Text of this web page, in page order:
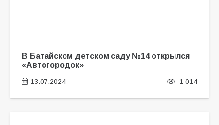
В Батайском детском саду №14 открылся
«Автогородок»
13.07.2024 1 014